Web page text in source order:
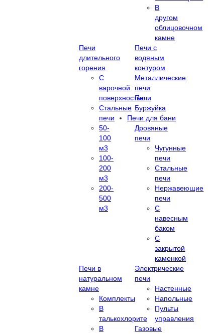
В
другом
облицовочном
камне
Печи
длительного
горения
С
варочной
поверхностью
Стальные
печи
50-
100
м3
100-
200
м3
200-
500
м3
Печи с
водяным
контуром
Металлические
печи
Печи
Буржуйка
Печи для бани
Дровяные
печи
Чугунные
печи
Стальные
печи
Нержавеющие
печи
С
навесным
баком
С
закрытой
каменкой
Печи в
натуральном
камне
Комплекты
В
талькохлорите
В
Электрические
печи
Настенные
Напольные
Пульты
управления
Газовые